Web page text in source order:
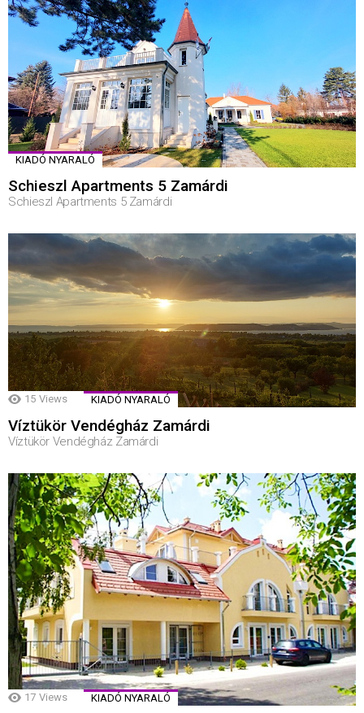
KIADÓ NYARALÓ
Schieszl Apartments 5 Zamárdi
Schieszl Apartments 5 Zamárdi
15 Views KIADÓ NYARALÓ
Víztükör Vendégház Zamárdi
Víztükör Vendégház Zamárdi
17 Views KIADÓ NYARALÓ